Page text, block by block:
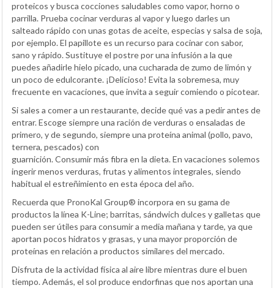
proteicos y busca cocciones saludables como vapor, horno o
parrilla. Prueba cocinar verduras al vapor y luego darles un
salteado rápido con unas gotas de aceite, especias y salsa de soja,
por ejemplo. El papillote es un recurso para cocinar con sabor,
sano y rápido. Sustituye el postre por una infusión a la que
puedes añadirle hielo picado, una cucharada de zumo de limón y
un poco de edulcorante. ¡Delicioso! Evita la sobremesa, muy
frecuente en vacaciones, que invita a seguir comiendo o picotear.
Si sales a comer a un restaurante, decide qué vas a pedir antes de
entrar. Escoge siempre una ración de verduras o ensaladas de
primero, y de segundo, siempre una proteína animal (pollo, pavo,
ternera, pescados) con
guarnición. Consumir más fibra en la dieta. En vacaciones solemos
ingerir menos verduras, frutas y alimentos integrales, siendo
habitual el estreñimiento en esta época del año.
Recuerda que PronoKal Group® incorpora en su gama de
productos la línea K-Line; barritas, sándwich dulces y galletas que
pueden ser útiles para consumir a media mañana y tarde, ya que
aportan pocos hidratos y grasas, y una mayor proporción de
proteínas en relación a productos similares del mercado.
Disfruta de la actividad física al aire libre mientras dure el buen
tiempo. Además, el sol produce endorfinas que nos aportan una